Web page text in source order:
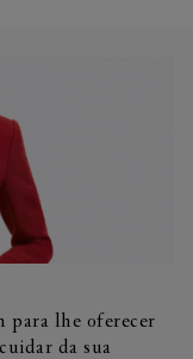
para lhe oferecer
da sua